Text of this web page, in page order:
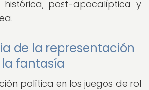
histórica, post-apocalíptica y
de la representación
fantasía
política en los juegos de rol